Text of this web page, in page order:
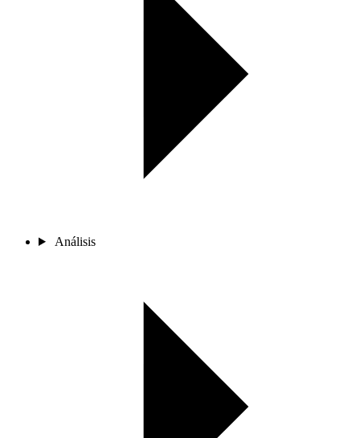
Análisis